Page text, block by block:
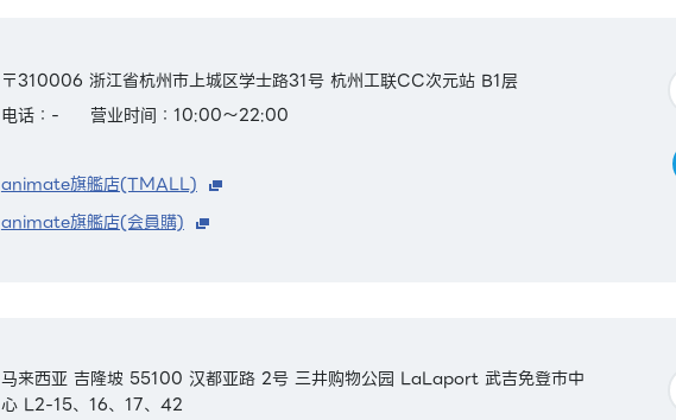
〒310006 浙江省杭州市上城区学士路31号 杭州工联CC次元站 B1层
电话：-
营业时间：10:00～22:00
animate旗艦店(TMALL)
animate旗艦店(会員購)
马来西亚 吉隆坡 55100 汉都亚路 2号 三井购物公园 LaLaport 武吉免登市中
心 L2-15、16、17、42